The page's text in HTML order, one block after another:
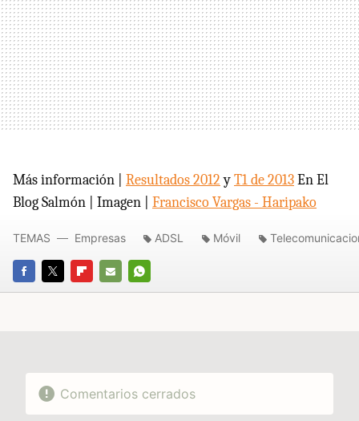
Más información | Resultados 2012yT1 de 2013En El
Blog Salmón | Imagen | Francisco Vargas - Haripako
FACEBOOK
TWITTERFLIPBOARD
E-
WHATSAPP
TEMAS Empresas ADSL Móvil
Comentarios cerrados